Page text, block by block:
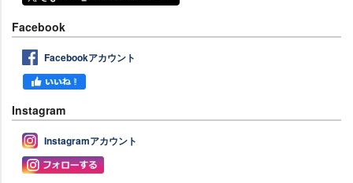
Facebook
Facebookアカウント
Instagram
Instagramアカウント